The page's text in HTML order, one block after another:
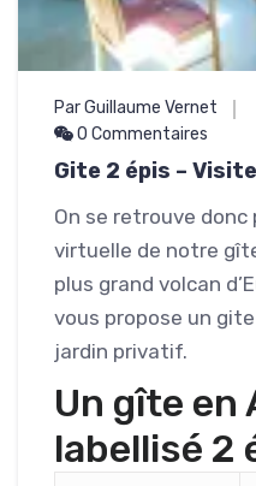
Par Guillaume Vernet
0 Commentaires
Gite 2 épis –
On se retrouve
virtuelle de notre
plus grand volcan
vous propose un
jardin privatif.
Un gîte en
labellisé 2